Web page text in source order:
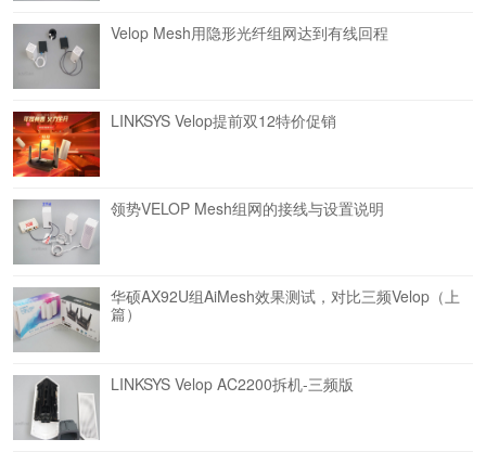
Velop Mesh用隐形光纤组网达到有线回程
LINKSYS Velop提前双12特价促销
领势VELOP Mesh组网的接线与设置说明
华硕AX92U组AiMesh效果测试，对比三频Velop（上
篇）
LINKSYS Velop AC2200拆机-三频版